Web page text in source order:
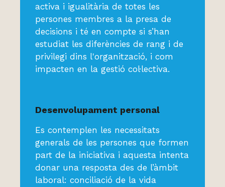
activa i igualitària de totes les
persones membres a la presa de
decisions i té en compte si s’han
estudiat les diferències de rang i de
privilegi dins l'organització, i com
impacten en la gestió col·lectiva.
Desenvolupament personal
Es contemplen les necessitats
generals de les persones que formen
part de la iniciativa i aquesta intenta
donar una resposta des de l’àmbit
laboral: conciliació de la vida